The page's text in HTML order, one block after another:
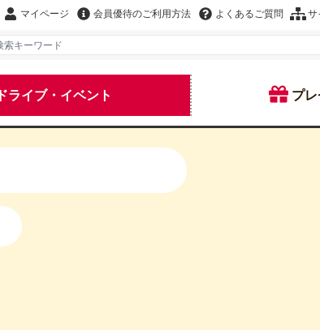
マイページ 会員優待のご利用方法 よくあるご質問 サ
ドライブ・イベント プレ